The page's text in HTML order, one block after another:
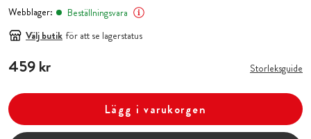
Webblager:
Beställningsvara
Välj butik för att se lagerstatus
Pris:459 kr
459 kr Storleksguide
Lägg i varukorgen